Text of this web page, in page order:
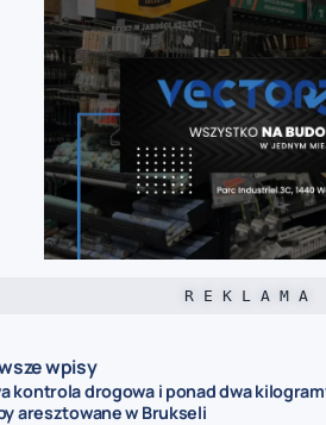
R E K L A M A
wpisy
kontrola drogowa i ponad dwa
aresztowane w Brukseli